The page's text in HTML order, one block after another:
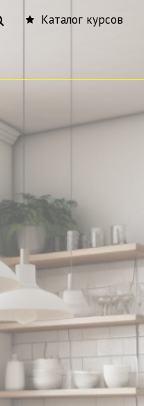
Каталог курсов